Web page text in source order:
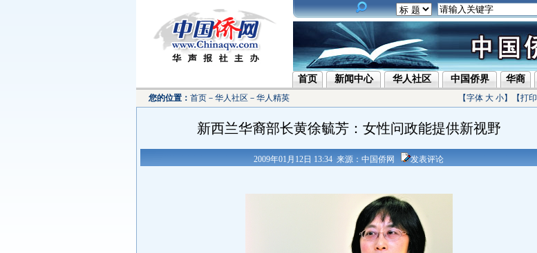
首页 新闻中心 华人社区 中国侨界 华商
您的位置： 首页 － 华人社区 － 华人精英 【字体 大 小】【打印
新西兰华裔部长黄徐毓芳：女性问政能提供新视野
2009年01月12日 13:34 来源：中国侨网 发表评论